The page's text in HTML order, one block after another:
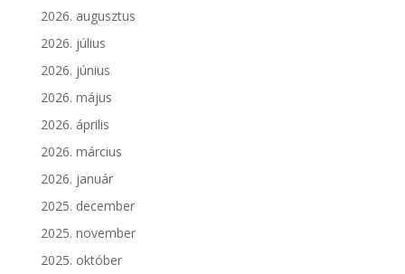
2026. augusztus
2026. július
2026. június
2026. május
2026. április
2026. március
2026. január
2025. december
2025. november
2025. október